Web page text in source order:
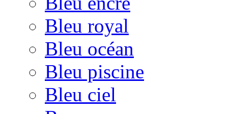
Bleu royal
Bleu océan
Bleu piscine
Bleu ciel